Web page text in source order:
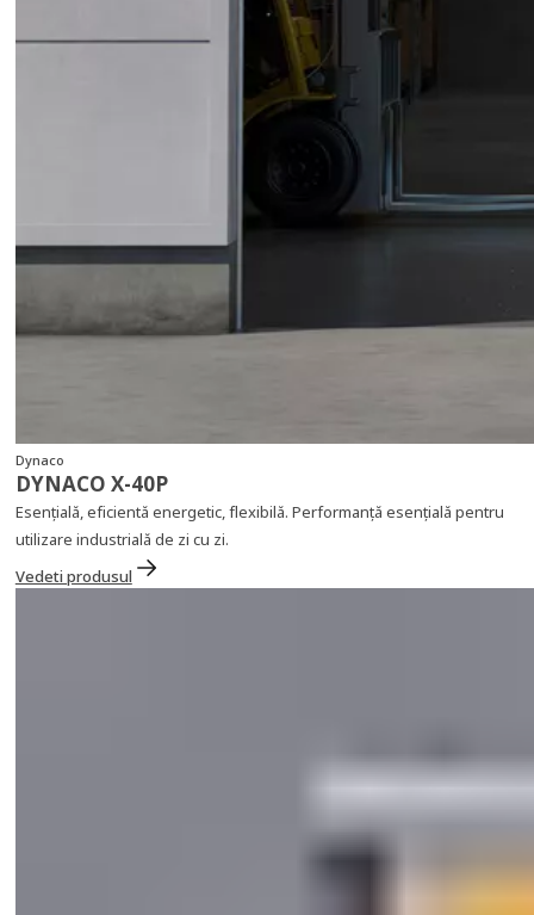
Dynaco
DYNACO X‑40P
Esențială, eficientă energetic, flexibilă. Performanță esențială pentru
utilizare industrială de zi cu zi.
Vedeti produsul